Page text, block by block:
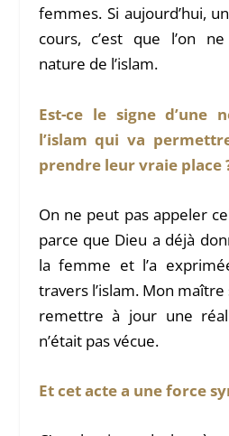
femmes. Si aujourd’hui,
cours, c’est que l’on
nature de l’islam.
Est-ce le signe d’une
l’islam qui va
prendre leur vraie place
On ne peut pas appeler
parce que Dieu a déjà
la femme et l’a
travers l’islam. Mon
remettre à jour une
n’était pas vécue.
Et cet acte a une force